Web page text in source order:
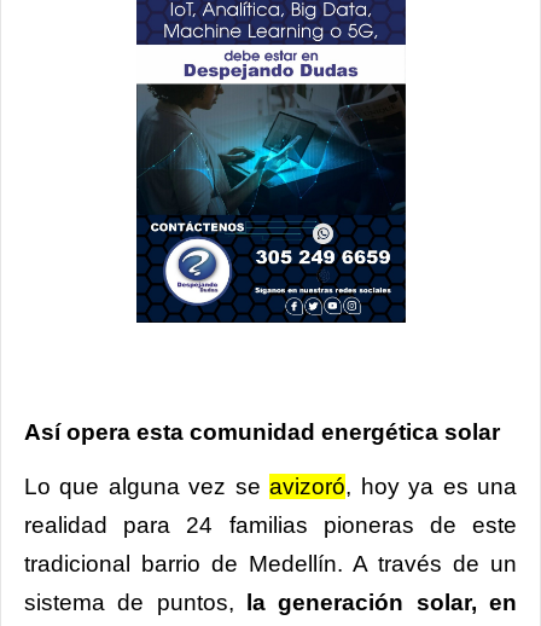
Así opera esta comunidad energética solar
Lo que alguna vez seavizoró, hoy ya es una
realidad para 24 familias pioneras de este
tradicional barrio de Medellín. A través de un
sistema de puntos, la generación solar, en